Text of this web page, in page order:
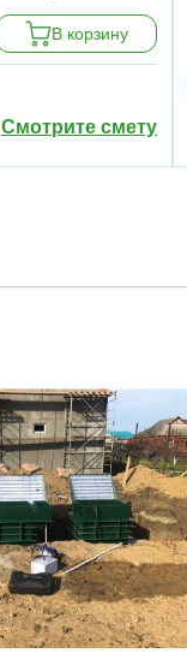
В корзину
Смотрите смету